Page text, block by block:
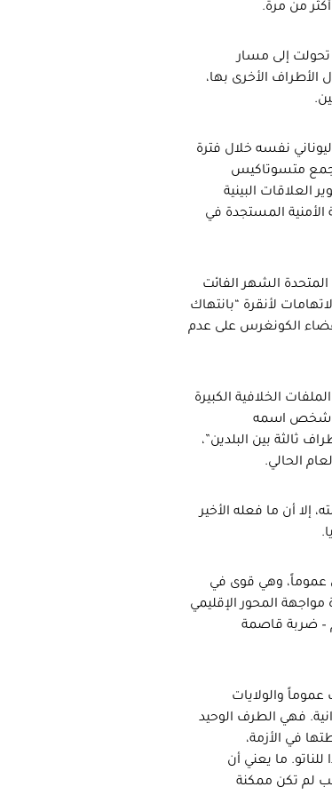
من مرة.
تحولت إلى مسار
الأخرى بها،
نفسه خلال فترة
جمع متسوتاكيس
العلاقات البينية
الأمنية المستجدة في
المتحدة الشهر الفائت
الاتهامات لأنقرة “بانتهاك
الكونغرس على عدم
الخلافية الكبيرة
شخص اسمه
ثالثة بين البلدين”،
الحالي.
إلا أن ما فعله الأخير
عموماً، وهي قوى في
المحور الإقليمي
– ضربة قاصمة
والولايات
فهي الطرف الوحيد
في الأزمة،
ما يعني أن
لم تكن ممكنة